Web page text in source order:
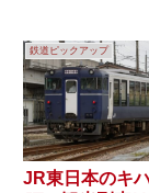
鉄道ピックアップ
JR東日本のキ